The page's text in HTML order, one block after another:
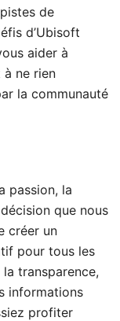
de
d’Ubisoft
aider à
ne rien
la communauté
passion, la
que nous
créer un
pour tous les
transparence,
informations
profiter